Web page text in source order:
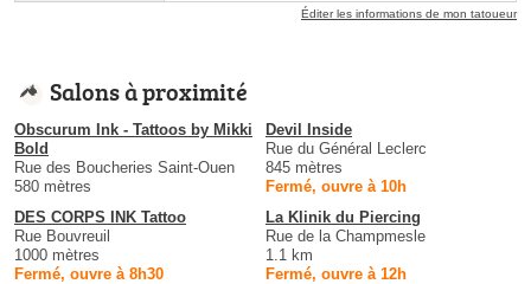
Éditer les informations de mon tatoueur
Salons à proximité
Obscurum Ink - Tattoos by Mikki
Bold
Rue des Boucheries Saint-Ouen
580 mètres
Devil Inside
Rue du Général Leclerc
845 mètres
Fermé, ouvre à 10h
DES CORPS INK Tattoo
Rue Bouvreuil
1000 mètres
Fermé, ouvre à 8h30
La Klinik du Piercing
Rue de la Champmesle
1.1 km
Fermé, ouvre à 12h